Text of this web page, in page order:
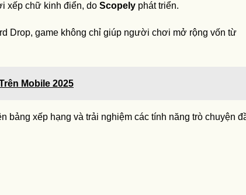
xếp chữ kinh điển, do Scopely phát triển.
Drop, game không chỉ giúp người chơi mở rộng vốn từ
Mobile 2025
bảng xếp hạng và trải nghiệm các tính năng trò chuyện